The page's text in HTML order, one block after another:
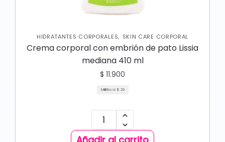
HIDRATANTES CORPORALES, SKIN CARE CORPORAL
Crema corporal con embrión de pato Lissia
mediana 410 ml
$ 11.900
Mililitro a: $ 29